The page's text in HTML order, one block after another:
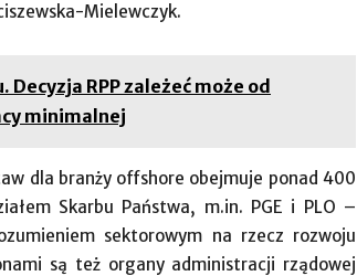
Mielewczyk.
RPP zależeć może od
minimalnej
dla branży offshore obejmuje ponad 400
Skarbu Państwa, m.in. PGE i PLO –
sektorowym na rzecz rozwoju
są też organy administracji rządowej